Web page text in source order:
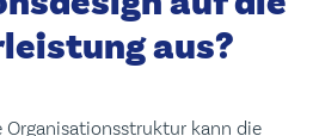
aus?
kann die